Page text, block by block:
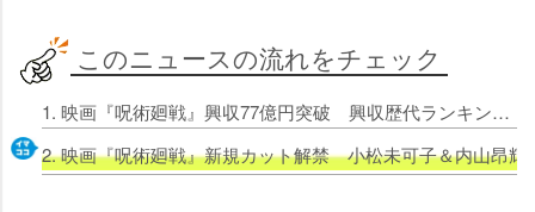
このニュースの流れをチェック
1. 映画『呪術廻戦』興収77億円突破 興収歴代ランキング80位に
2. 映画『呪術廻戦』新規カット解禁 小松未可子＆内山昂